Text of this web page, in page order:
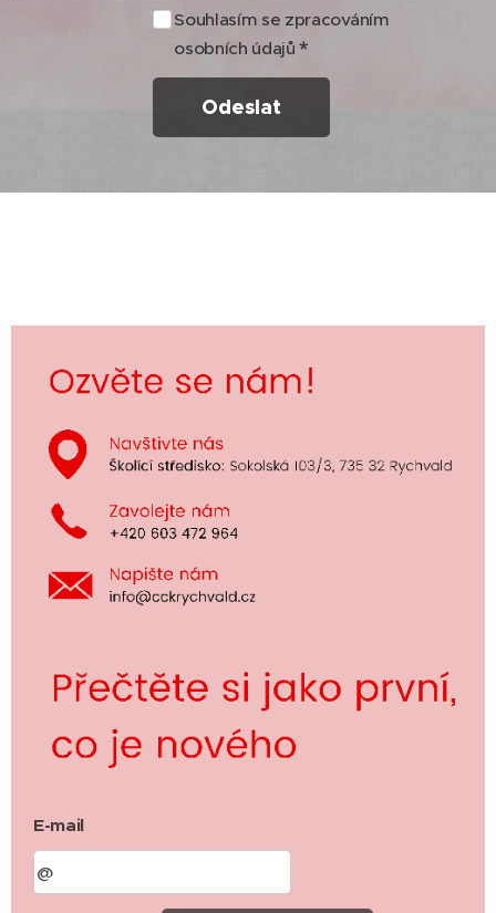
Souhlasím se zpracováním
osobních údajů
Odeslat
E-mail